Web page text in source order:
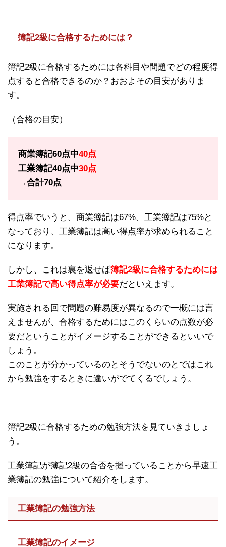
簿記2級に合格するためには？
簿記2級に合格するためには各科目や問題でどの程度得
点すると合格できるのか？おおよその目安がありま
す。
（合格の目安）
商業簿記60点中40点
工業簿記40点中30点
→合計70点
得点率でいうと、商業簿記は67%、工業簿記は75%と
なっており、工業簿記は高い得点率が求められること
になります。
しかし、これは裏を返せば簿記2級に合格するためには
工業簿記で高い得点率が必要だといえます。
実施される回で問題の難易度が異なるので一概には言
えませんが、合格するためにはこのくらいの点数が必
要だということがイメージすることができるといいで
しょう。
このことが分かっているのとそうでないのとではこれ
から勉強をするときに違いがでてくるでしょう。
簿記2級に合格するための勉強方法を見ていきましょ
う。
工業簿記が簿記2級の合否を握っていることから早速工
業簿記の勉強について紹介をします。
工業簿記の勉強方法
工業簿記のイメージ